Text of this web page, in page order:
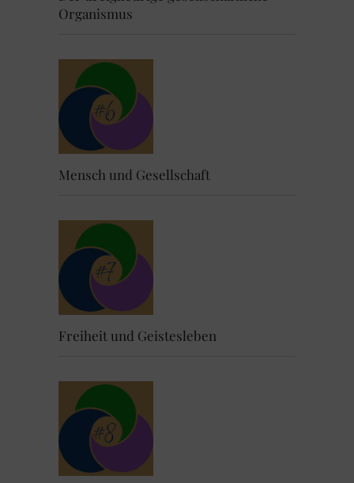
Organismus
Mensch und Gesellschaft
Freiheit und Geistesleben